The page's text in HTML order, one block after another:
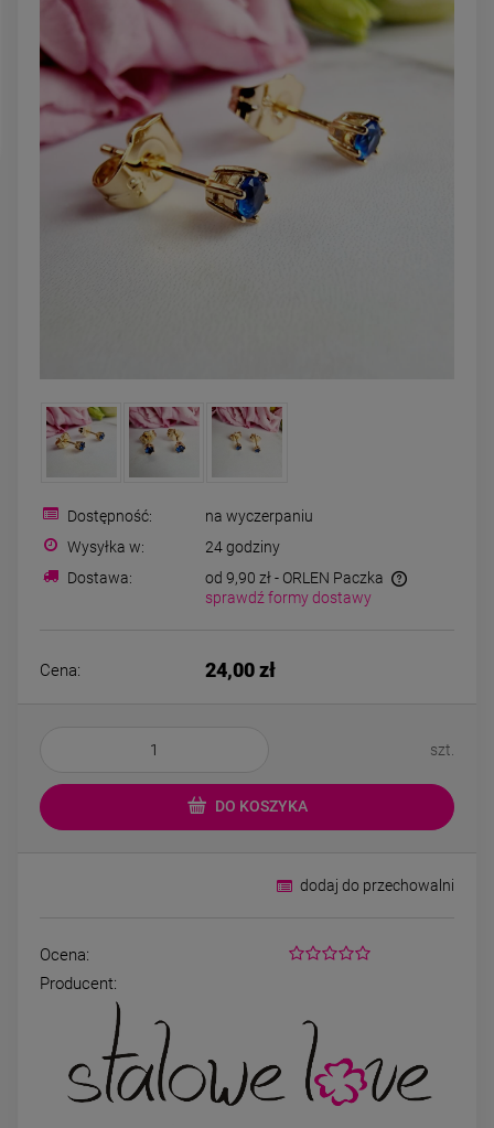
DO KOSZYKA DO KOSZYKA
CHIRURGICZNA motylek
czarny
39,00 zł
STAL CHIRURGICZNA
Kolczyki STAL
kryształki jasne 0,6 cm
Dostępność:
na wyczerpaniu
Wysyłka w:
24 godziny
Dostawa:
od 9,90 zł - ORLEN Paczka
sprawdź formy dostawy
Cena: 24,00 zł
szt.
DO KOSZYKA
dodaj do przechowalni
Ocena:
Producent: